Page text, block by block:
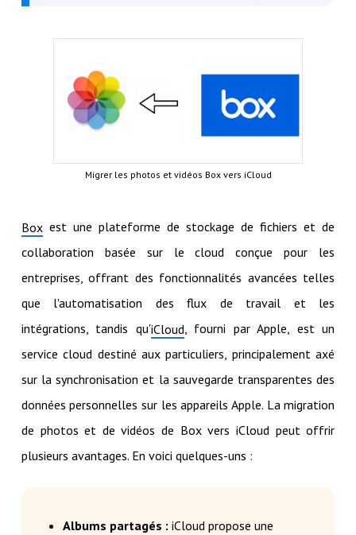
Migrer les photos et vidéos Box vers iCloud
Boxest une plateforme de stockage de fichiers et de
collaboration basée sur le cloud conçue pour les
entreprises, offrant des fonctionnalités avancées telles
que l'automatisation des flux de travail et les
intégrations, tandis qu'iCloud, fourni par Apple, est un
service cloud destiné aux particuliers, principalement axé
sur la synchronisation et la sauvegarde transparentes des
données personnelles sur les appareils Apple. La migration
de photos et de vidéos de Box vers iCloud peut offrir
plusieurs avantages. En voici quelques-uns :
Albums partagés : iCloud propose une